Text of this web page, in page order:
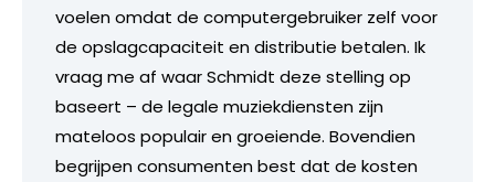
voelen omdat de computergebruiker zelf voor
de opslagcapaciteit en distributie betalen. Ik
vraag me af waar Schmidt deze stelling op
baseert – de legale muziekdiensten zijn
mateloos populair en groeiende. Bovendien
begrijpen consumenten best dat de kosten